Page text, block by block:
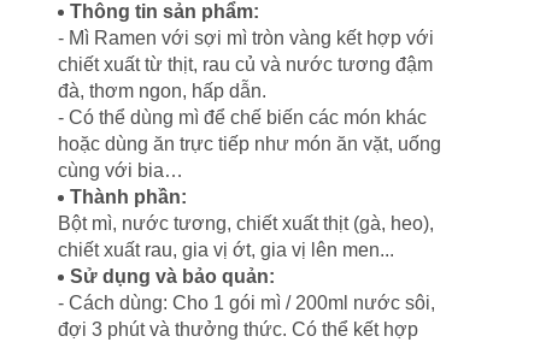
Thông tin sản phẩm:
- Mì Ramen với sợi mì tròn vàng kết hợp với
chiết xuất từ thịt, rau củ và nước tương đậm
đà, thơm ngon, hấp dẫn.
- Có thể dùng mì để chế biến các món khác
hoặc dùng ăn trực tiếp như món ăn vặt, uống
cùng với bia…
Thành phần:
Bột mì, nước tương, chiết xuất thịt (gà, heo),
chiết xuất rau, gia vị ớt, gia vị lên men...
Sử dụng và bảo quản:
- Cách dùng: Cho 1 gói mì / 200ml nước sôi,
đợi 3 phút và thưởng thức. Có thể kết hợp